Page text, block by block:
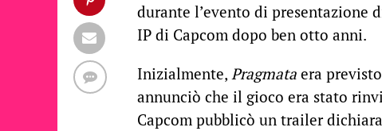
durante l’evento di presentazione
IP di Capcom dopo ben otto anni.
Inizialmente, Pragmata era
annunciò che il gioco era stato
Capcom pubblicò un trailer